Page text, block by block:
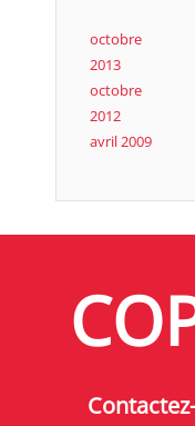
octobre
2013
octobre
2012
avril 2009